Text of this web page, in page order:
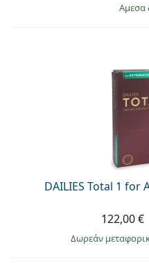
DAILIES Total 1 for
122,00 €
Δωρεάν